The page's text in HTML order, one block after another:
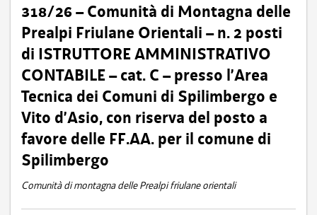
318/26 – Comunità di Montagna delle
Prealpi Friulane Orientali – n. 2 posti
di ISTRUTTORE AMMINISTRATIVO
CONTABILE – cat. C – presso l’Area
Tecnica dei Comuni di Spilimbergo e
Vito d’Asio, con riserva del posto a
favore delle FF.AA. per il comune di
Spilimbergo
Comunità di montagna delle Prealpi friulane orientali